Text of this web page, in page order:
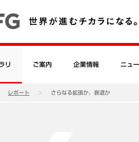
リ ご案内 企業情報 ニュ
レポート さらなる拡張か、衰退か